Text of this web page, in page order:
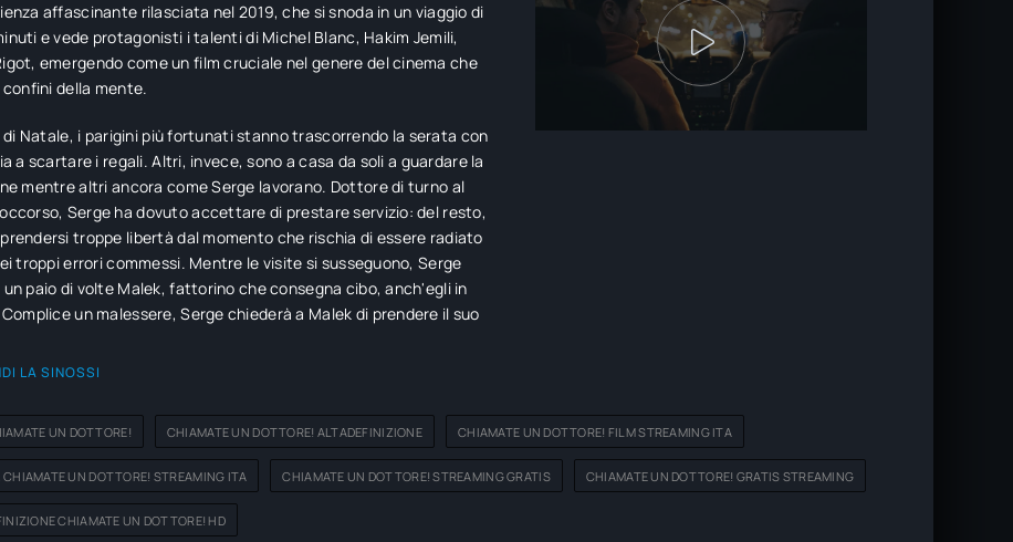
affascinante rilasciata nel 2019, che si snoda in un viaggio di
e vede protagonisti i talenti di Michel Blanc, Hakim Jemili,
emergendo come un film cruciale nel genere del cinema che
della mente.
di Natale, i parigini più fortunati stanno trascorrendo la serata con
a scartare i regali. Altri, invece, sono a casa da soli a guardare la
mentre altri ancora come Serge lavorano. Dottore di turno al
Serge ha dovuto accettare di prestare servizio: del resto,
troppe libertà dal momento che rischia di essere radiato
troppi errori commessi. Mentre le visite si susseguono, Serge
paio di volte Malek, fattorino che consegna cibo, anch'egli in
un malessere, Serge chiederà a Malek di prendere il suo
LA SINOSSI
UN DOTTORE! CHIAMATE UN DOTTORE! ALTADEFINIZIONE CHIAMATE UN DOTTORE! FILM STREAMING ITA
CHIAMATE UN DOTTORE! STREAMING ITA CHIAMATE UN DOTTORE! STREAMING GRATIS CHIAMATE UN DOTTORE! GRATIS STREAMING
CHIAMATE UN DOTTORE! HD